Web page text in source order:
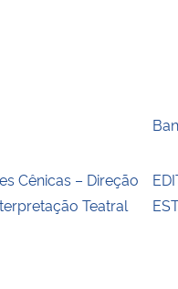
Cênicas – Direção
Teatral